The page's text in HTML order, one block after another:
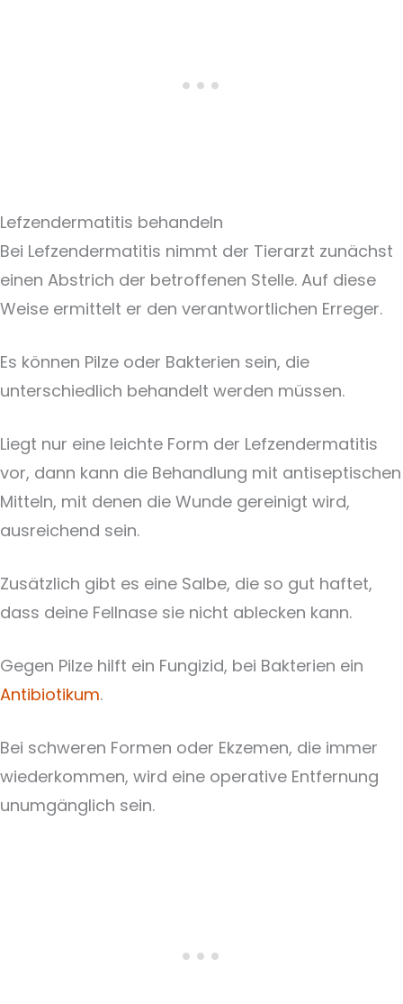
Lefzendermatitis behandeln
Bei Lefzendermatitis nimmt der Tierarzt zunächst
einen Abstrich der betroffenen Stelle. Auf diese
Weise ermittelt er den verantwortlichen Erreger.
Es können Pilze oder Bakterien sein, die
unterschiedlich behandelt werden müssen.
Liegt nur eine leichte Form der Lefzendermatitis
vor, dann kann die Behandlung mit antiseptischen
Mitteln, mit denen die Wunde gereinigt wird,
ausreichend sein.
Zusätzlich gibt es eine Salbe, die so gut haftet,
dass deine Fellnase sie nicht ablecken kann.
Gegen Pilze hilft ein Fungizid, bei Bakterien ein
Antibiotikum.
Bei schweren Formen oder Ekzemen, die immer
wiederkommen, wird eine operative Entfernung
unumgänglich sein.